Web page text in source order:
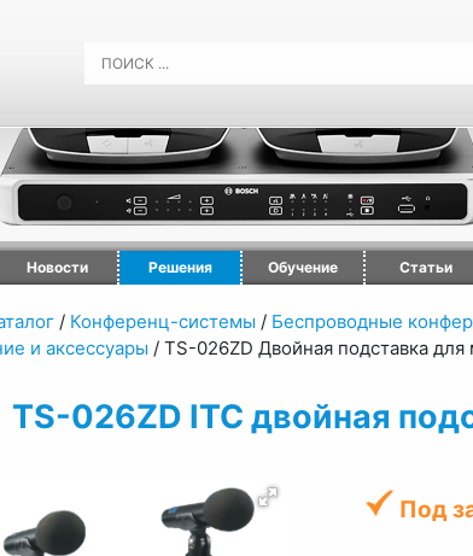
Новости Решения Обучение Статьи
/ Конференц-системы / Беспроводные
и аксессуары / TS-026ZD Двойная подставка
TS-026ZD ITC двойная
Под